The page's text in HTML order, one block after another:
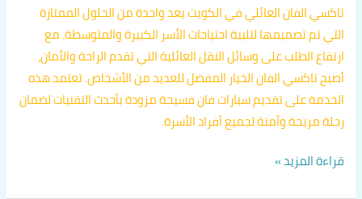
تاكسي الفان العائلي في الكويت يعد واحدة من الحلول الممتازة
التي تم تصميمها لتلبية احتياجات الأسر الكبيرة والمتوسطة. مع
ارتفاع الطلب على وسائل النقل العائلية التي تقدم الراحة والأمان،
أصبح تاكسي الفان الخيار المفضل للعديد من الأشخاص. تعتمد هذه
الخدمة على تقديم سيارات فان فسيحة مزودة بأحدث التقنيات لضمان
رحلة مريحة وآمنة لجميع أفراد الأسرة.
قراءة المزيد »